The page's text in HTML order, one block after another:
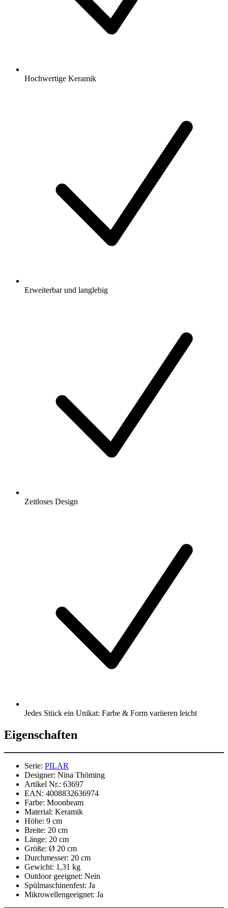
Hochwertige Keramik
Erweiterbar und langlebig
Zeitloses Design
Jedes Stück ein Unikat: Farbe & Form variieren leicht
Eigenschaften
Serie: PILAR
Designer: Nina Thöming
Artikel Nr.: 63697
EAN: 4008832636974
Farbe: Moonbeam
Material: Keramik
Höhe: 9 cm
Breite: 20 cm
Länge: 20 cm
Größe: Ø 20 cm
Durchmesser: 20 cm
Gewicht: 1,31 kg
Outdoor geeignet: Nein
Spülmaschinenfest: Ja
Mikrowellengeeignet: Ja